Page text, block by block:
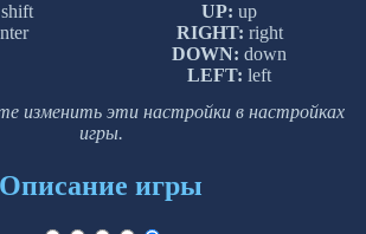
shift
UP: up
RIGHT: right
DOWN: down
LEFT: left
изменить эти настройки в настройках
игры.
Описание игры